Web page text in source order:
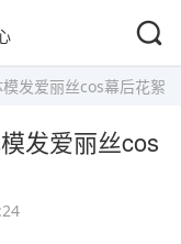
发爱丽丝cos幕后花絮
发爱丽丝cos